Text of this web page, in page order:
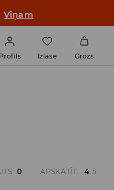
Viņam
Profils Izlase Grozs
: 0 APSKATĪT: 4 5